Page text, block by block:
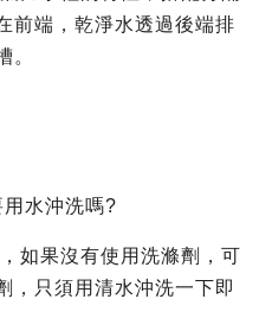
前端，乾淨水透過後端排
。
水沖洗嗎?
如果沒有使用洗滌劑，可
，只須用清水沖洗一下即